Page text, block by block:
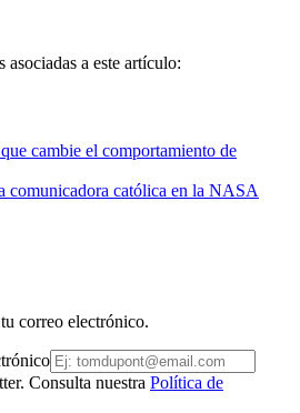
asociadas a este artículo:
cambie el comportamiento de
comunicadora católica en la NASA
correo electrónico.
Consulta nuestra Política de